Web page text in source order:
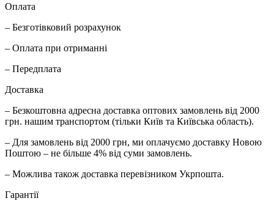
Оплата
– Безготівковий розрахунок
– Оплата при отриманні
– Передплата
Доставка
– Безкоштовна адресна доставка оптових замовлень від 2000
грн. нашим транспортом (тільки Київ та Київська область).
– Для замовлень від 2000 грн, ми оплачуємо доставку Новою
Поштою – не більше 4% від суми замовлень.
– Можлива також доставка перевізником Укрпошта.
Гарантії